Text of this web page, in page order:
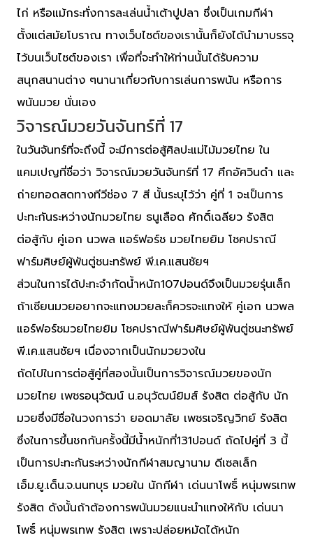
ไก่ หรือแม้กระทั่งการละเล่นน้ำเต้าปูปลา ซึ่งเป็นเกมกีฬา
ตั้งแต่สมัยโบราณ ทางเว็บไซต์ของเรานั้นก็ยังได้นำมาบรรจุ
ไว้บนเว็บไซต์ของเรา เพื่อที่จะทำให้ท่านนั้นได้รับความ
สนุกสนานต่าง ๆนานาเกี่ยวกับการเล่นการพนัน หรือการ
พนันมวย นั่นเอง
วิจารณ์มวยวันจันทร์ที่ 17
ในวันจันทร์ที่จะถึงนี้ จะมีการต่อสู้ศิลปะแม่ไม้มวยไทย ใน
แคมเปญที่ชื่อว่า วิจารณ์มวยวันจันทร์ที่ 17 ศึกอัศวินดำ และ
ถ่ายทอดสดทางทีวีช่อง 7 สี นั้นระบุไว้ว่า คู่ที่ 1 จะเป็นการ
ปะทะกันระหว่างนักมวยไทย ธนูเลือด ศักดิ์เฉลียว รังสิต
ต่อสู้กับ คู่เอก นวพล แอร์ฟอร์ช มวยไทยยิม โชคปราณี
ฟาร์มศิษย์ผู้พันตู่ชนะทรัพย์ พี.เค.แสนชัยฯ
ส่วนในการได้ปะทะจำกัดน้ำหนัก107ปอนด์จึงเป็นมวยรุ่นเล็ก
ถ้าเซียนมวยอยากจะแทงมวยละก็ควรจะแทงให้ คู่เอก นวพล
แอร์ฟอร์ชมวยไทยยิม โชคปราณีฟาร์มศิษย์ผู้พันตู่ชนะทรัพย์
พี.เค.แสนชัยฯ เนื่องจากเป็นนักมวยวงใน
ถัดไปในการต่อสู้คู่ที่สองนั้นเป็นการวิจารณ์มวยของนัก
มวยไทย เพชรอนุวัฒน์ น.อนุวัฒน์ยิมส์ รังสิต ต่อสู้กับ นัก
มวยซึ่งมีชื่อในวงการว่า ยอดมาลัย เพชรเจริญวิทย์ รังสิต
ซึ่งในการขึ้นชกกันครั้งนี้มีน้ำหนักที่131ปอนด์ ถัดไปคู่ที่ 3 นี้
เป็นการปะทะกันระหว่างนักกีฬาสมญานาม ดีเซลเล็ก
เอ็ม.ยู.เด็น.จ.นนทบุร มวยใน นักกีฬา เด่นนาโพธิ์ หนุ่มพรเทพ
รังสิต ดังนั้นถ้าต้องการพนันมวยแนะนำแทงให้กับ เด่นนา
โพธิ์ หนุ่มพรเทพ รังสิต เพราะปล่อยหมัดได้หนัก